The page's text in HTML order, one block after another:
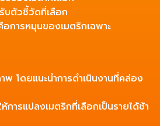
บตัวชี้วัดที่เลือก
การหมุนของเมตริกเฉพาะ
โดยแนะนำการดำเนินงานที่คล่อง
ารแปลงเมตริกที่เลือกเป็นรายได้ช้า